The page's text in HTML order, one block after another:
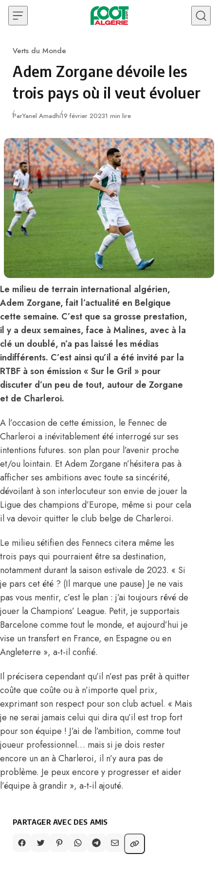
Skip to content
Category
Verts du Monde
Adem Zorgane dévoile les
trois pays où il veut évoluer
ParYanel AmadhiPublié
19 février 20231 min lire
Le milieu de terrain international algérien,
Adem Zorgane, fait l’actualité en Belgique
cette semaine. C’est que sa grosse prestation,
il y a deux semaines, face à Malines, avec à la
clé un doublé, n’a pas laissé les médias
indifférents. C’est ainsi qu’il a été invité par la
RTBF à son émission « Sur le Gril » pour
discuter d’un peu de tout, autour de Zorgane
et de Charleroi.
A l’occasion de cette émission, le Fennec de
Charleroi a inévitablement été interrogé sur ses
intentions futures. son plan pour l’avenir proche
et/ou lointain. Et Adem Zorgane n’hésitera pas à
afficher ses ambitions avec toute sa sincérité,
dévoilant à son interlocuteur son envie de jouer la
Ligue des champions d’Europe, même si pour cela
il va devoir quitter le club belge de Charleroi.
Le milieu sétifien des Fennecs citera même les
trois pays qui pourraient être sa destination,
notamment durant la saison estivale de 2023. « Si
je pars cet été ? (Il marque une pause) Je ne vais
pas vous mentir, c’est le plan : j’ai toujours rêvé de
jouer la Champions’ League. Petit, je supportais
Barcelone comme tout le monde, et aujourd’hui je
vise un transfert en France, en Espagne ou en
Angleterre », a-t-il confié.
Il précisera cependant qu’il n’est pas prêt à quitter
coûte que coûte ou à n’importe quel prix,
exprimant son respect pour son club actuel. « Mais
je ne serai jamais celui qui dira qu’il est trop fort
pour son équipe ! J’ai de l’ambition, comme tout
joueur professionnel… mais si je dois rester
encore un an à Charleroi, il n’y aura pas de
problème. Je peux encore y progresser et aider
l’équipe à grandir », a-t-il ajouté.
PARTAGER AVEC DES AMIS